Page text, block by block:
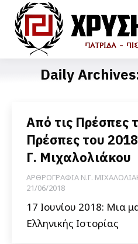
Daily
Από τις Πρέσπες
Πρέσπες του
Γ. Μιχαλολιάκου
ΑΡΘΡΟΓΡΑΦΙΑ Ν.Γ.
21/06/2018
17 Ιουνίου 2018: Μια
Ελληνικής Ιστορίας